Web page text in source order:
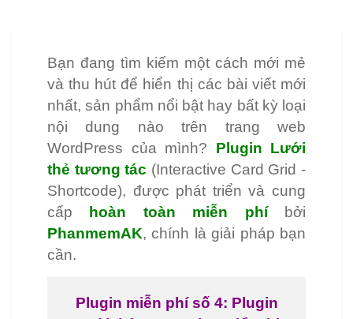
Bạn đang tìm kiếm một cách mới mẻ
và thu hút để hiển thị các bài viết mới
nhất, sản phẩm nổi bật hay bất kỳ loại
nội dung nào trên trang web
WordPress của mình? Plugin Lưới
thẻ tương tác (Interactive Card Grid -
Shortcode), được phát triển và cung
cấp
hoàn toàn miễn phí
bởi
PhanmemAK, chính là giải pháp bạn
cần.
Plugin miễn phí số 4: Plugin